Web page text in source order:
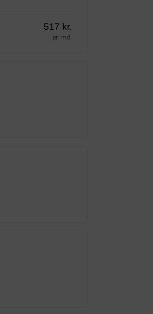
517 kr.
pr. md.